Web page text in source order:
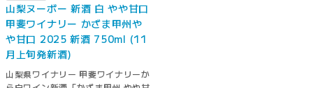
山梨ヌーボー 新酒 白 やや甘口
甲斐ワイナリー かざま甲州や
や甘口 2025 新酒 750ml (11
月上旬発新酒)
山梨県ワイナリー 甲斐ワイナリーか